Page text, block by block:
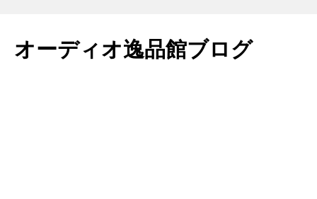
テ
ン
オーディオ逸品館ブログ